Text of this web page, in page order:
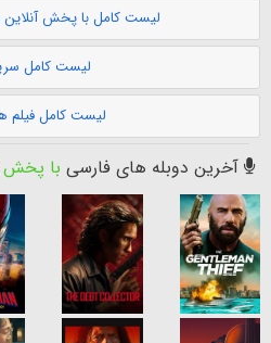
لیست کامل با پخش آنلاین
لیست کامل
لیست کامل فیلم
آخرین دوبله های فارسی با پخش